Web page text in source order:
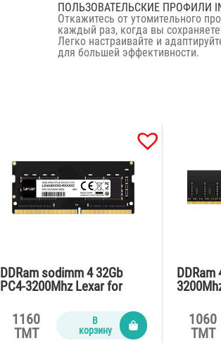
ПОЛЬЗОВАТЕЛЬСКИЕ ПРОФИЛИ
Откажитесь от утомительного
каждый раз, когда вы
Легко настраивайте и
для большей эффективности.
DDRam sodimm 4 32Gb
PC4-3200Mhz Lexar for
1160
TMT
В
корзину
DDRam
1060
TMT